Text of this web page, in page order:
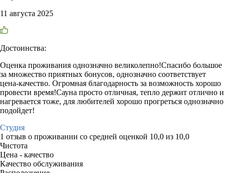
11 августа 2025
Достоинства:
Оценка проживания однозначно великолепно!Спасибо большое
за множество приятных бонусов, однозначно соответствует
цена-качество. Огромная благодарность за возможность хорошо
провести время!Сауна просто отличная, тепло держит отлично и
нагревается тоже, для любителей хорошо прогреться однозначно
подойдет!
Студия
1 отзыв о проживании со средней оценкой 10,0 из 10,0
Чистота
Цена - качество
Качество обслуживания